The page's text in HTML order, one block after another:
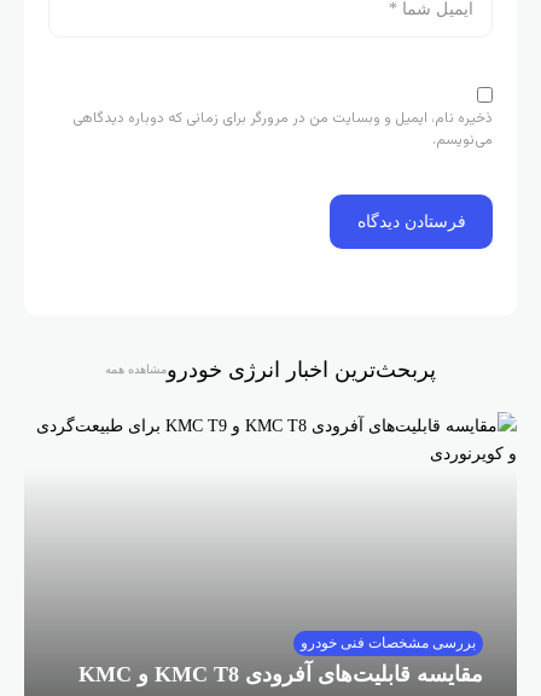
ذخیره نام، ایمیل و وبسایت من در مرورگر برای زمانی که دوباره دیدگاهی
می‌نویسم.
پربحث‌ترین اخبار انرژی خودرومشاهده همه
بررسی مشخصات فنی خودرو
مقایسه قابلیت‌های آفرودی KMC T8 و KMC